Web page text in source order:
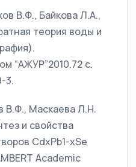
В.Ф., Байкова Л.А.,
теория воды и
“АЖУР”2010.72 с.
3.
В.Ф., Маскаева Л.Н.
и свойства
CdxPb1-xSe
Academic